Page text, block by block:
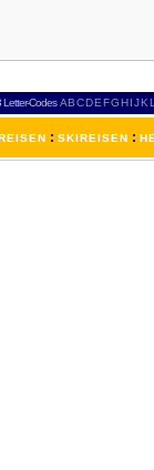
Letter-Codes ABCDEFGH IJKL
: SKIREISEN :